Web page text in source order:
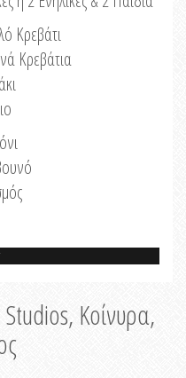
Κρεβάτι
Κρεβάτια
Κοίνυρα,